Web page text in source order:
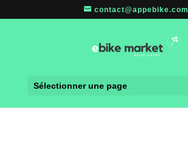
contact@appebike.com
Sélectionner une page